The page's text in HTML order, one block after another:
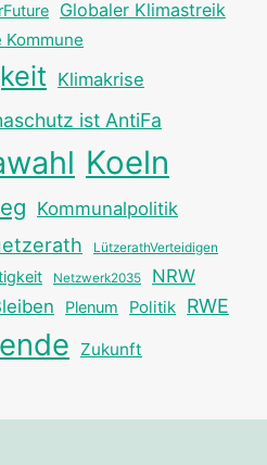
Globaler Klimastreik
Klimakrise
ist AntiFa
Koeln
Kommunalpolitik
LützerathVerteidigen
Netzwerk2035 NRW
Plenum Politik RWE
Zukunft